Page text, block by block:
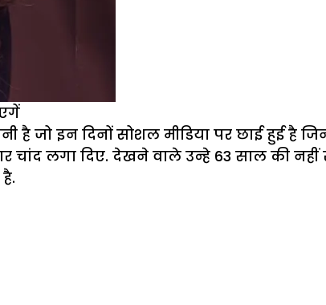
इन दिनों सोशल मीडिया पर छाई हुई है
चांद लगा दिए. देखने वाले उन्हे 63 साल की